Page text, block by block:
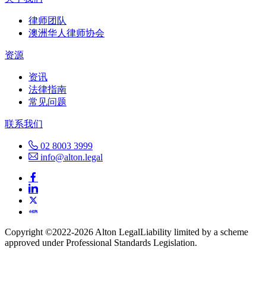
律师团队
澳洲华人律师协会
资源
资讯
法律指南
常见问题
联系我们
02 8003 3999
info@alton.legal
Copyright ©️2022-2026 Alton LegalLiability limited by a scheme
approved under Professional Standards Legislation.